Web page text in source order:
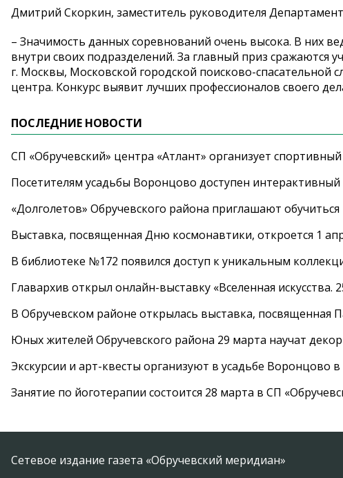
Дмитрий Скоркин, заместитель руководителя
– Значимость данных соревнований очень высока. В них
внутри своих подразделений. За главный приз сражаются
г. Москвы, Московской городской поисково-спасательной
центра. Конкурс выявит лучших профессионалов своего
ПОСЛЕДНИЕ НОВОСТИ
СП «Обручевский» центра «Атлант» организует
Посетителям усадьбы Воронцово доступен
«Долголетов» Обручевского района приглашают обучиться
Выставка, посвященная Дню космонавтики, откроется 1
В библиотеке №172 появился доступ к уникальным
Главархив открыл онлайн-выставку «Вселенная искусства.
В Обручевском районе открылась выставка, посвященная
Юных жителей Обручевского района 29 марта научат
Экскурсии и арт-квесты организуют в усадьбе Воронцово
Занятие по йоготерапии состоится 28 марта в СП
Сетевое издание газета «Обручевский меридиан»